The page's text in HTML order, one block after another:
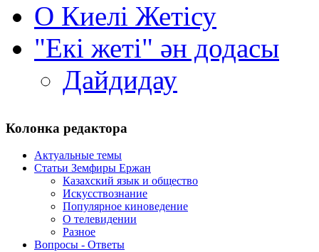
О Киелi Жетiсу
"Екі жеті" ән додасы
Дайдидау
Колонка редактора
Актуальные темы
Статьи Земфиры Ержан
Казахский язык и общество
Искусствознание
Популярное киноведение
О телевидении
Разное
Вопросы - Ответы